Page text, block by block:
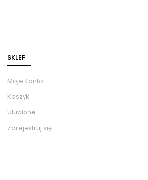
SKLEP
Moje Konto
Koszyk
Ulubione
Zarejestruj się